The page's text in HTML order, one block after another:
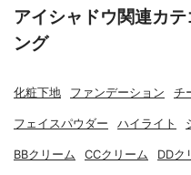
アイシャドウ関連カ
ング
化粧下地 ファンデーション チ
フェイスパウダー ハイライト
BBクリーム CCクリーム DDク